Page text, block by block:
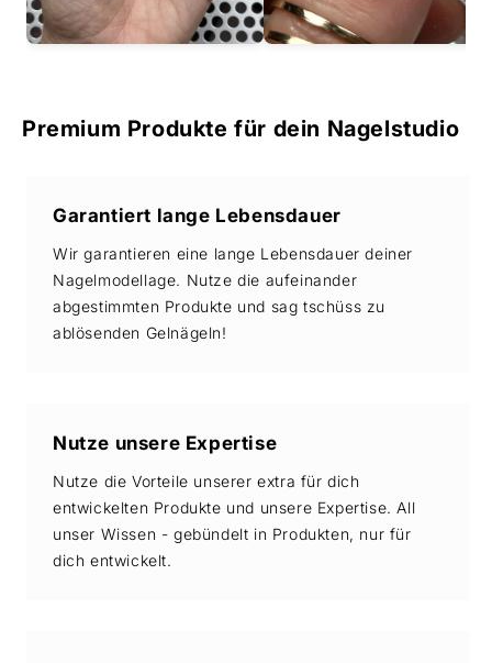
Premium Produkte für dein Nagelstudio
Garantiert lange Lebensdauer
Wir garantieren eine lange Lebensdauer deiner
Nagelmodellage. Nutze die aufeinander
abgestimmten Produkte und sag tschüss zu
ablösenden Gelnägeln!
Nutze unsere Expertise
Nutze die Vorteile unserer extra für dich
entwickelten Produkte und unsere Expertise. All
unser Wissen - gebündelt in Produkten, nur für
dich entwickelt.